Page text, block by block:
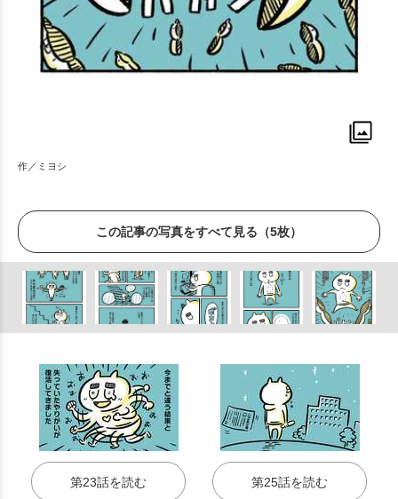
作／ミヨシ
この記事の写真をすべて見る（5枚）
第23話を読む 第25話を読む